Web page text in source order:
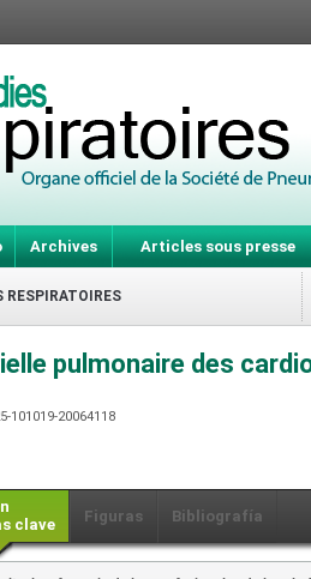
Archives Articles sous presse
RESPIRATOIRES
pulmonaire des
101019-20064118
clave
Figuras Bibliografía